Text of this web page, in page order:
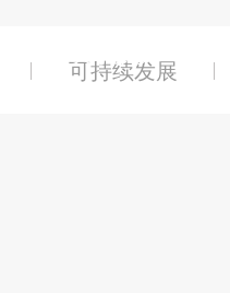
关于辰奕
可持续发展